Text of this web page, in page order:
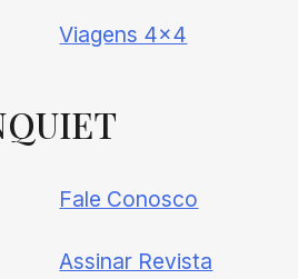
Viagens 4×4
Fale Conosco
Assinar Revista